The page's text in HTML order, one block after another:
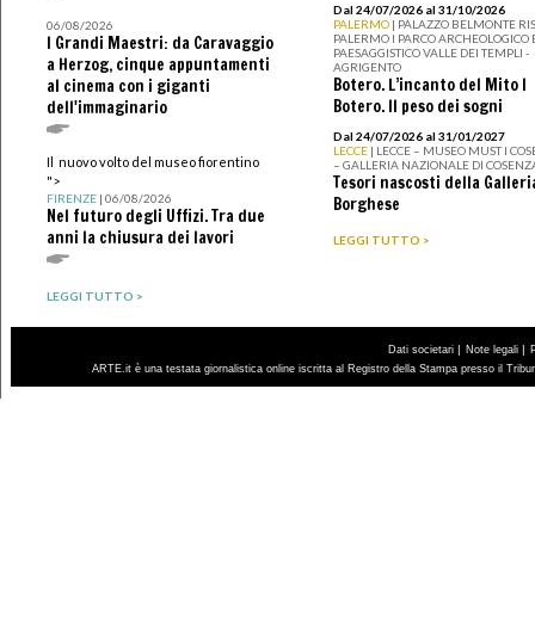
06/08/2026
I Grandi Maestri: da Caravaggio
a Herzog, cinque appuntamenti
al cinema con i giganti
dell'immaginario
Il nuovo volto del museo fiorentino
">
FIRENZE| 06/08/2026
Nel futuro degli Uffizi. Tra due
anni la chiusura dei lavori
LEGGI TUTTO >
Dal 24/07/2026 al 31/10/2026
PALERMO | PALAZZO BELMONTE
PALERMO I PARCO ARCHEOLOGICO
PAESAGGISTICO VALLE DEI TEMPLI -
AGRIGENTO
Botero. L’incanto del Mito I
Botero. Il peso dei sogni
Dal 24/07/2026 al 31/01/2027
LECCE | LECCE – MUSEO MUST I
– GALLERIA NAZIONALE DI
Tesori nascosti della
Borghese
LEGGI TUTTO >
Dati societari | Note legali |
ARTE.it è una testata giornalistica online iscritta al Registro della Stampa presso il